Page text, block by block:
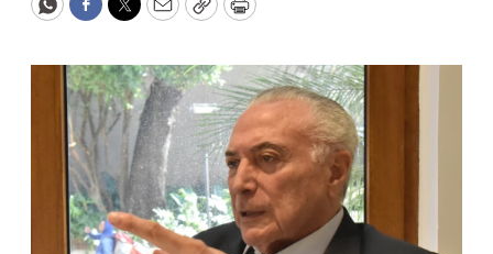
WhatsApp
Facebook
Twitter
EmailCopyPrint